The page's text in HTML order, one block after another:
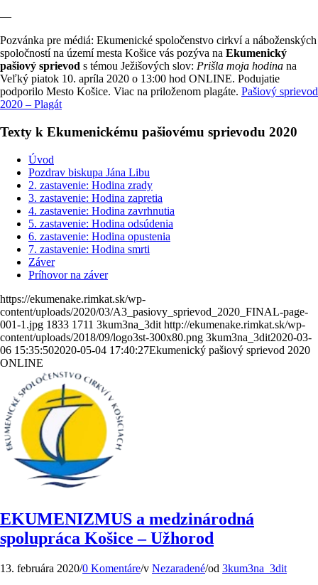
—
Pozvánka pre médiá: Ekumenické spoločenstvo cirkví a náboženských
spoločností na území mesta Košice vás pozýva na Ekumenický
pašiový sprievod s témou Ježišových slov: Prišla moja hodina na
Veľký piatok 10. apríla 2020 o 13:00 hod ONLINE. Podujatie
podporilo Mesto Košice. Viac na priloženom plagáte. Pašiový sprievod
2020 – Plagát
Texty k Ekumenickému pašiovému sprievodu 2020
Úvod
Pozdrav biskupa Jána Libu
2. zastavenie: Hodina zrady
3. zastavenie: Hodina zapretia
4. zastavenie: Hodina zavrhnutia
5. zastavenie: Hodina odsúdenia
6. zastavenie: Hodina opustenia
7. zastavenie: Hodina smrti
Záver
Príhovor na záver
https://ekumenake.rimkat.sk/wp-
content/uploads/2020/03/A3_pasiovy_sprievod_2020_FINAL-page-
001-1.jpg 1833 1711 3kum3na_3dit http://ekumenake.rimkat.sk/wp-
content/uploads/2018/09/logo3st-300x80.png 3kum3na_3dit2020-03-
06 15:35:502020-05-04 17:40:27Ekumenický pašiový sprievod 2020
ONLINE
EKUMENIZMUS a medzinárodná
spolupráca Košice – Užhorod
13. februára 2020/0 Komentáre/v Nezaradené/od 3kum3na_3dit